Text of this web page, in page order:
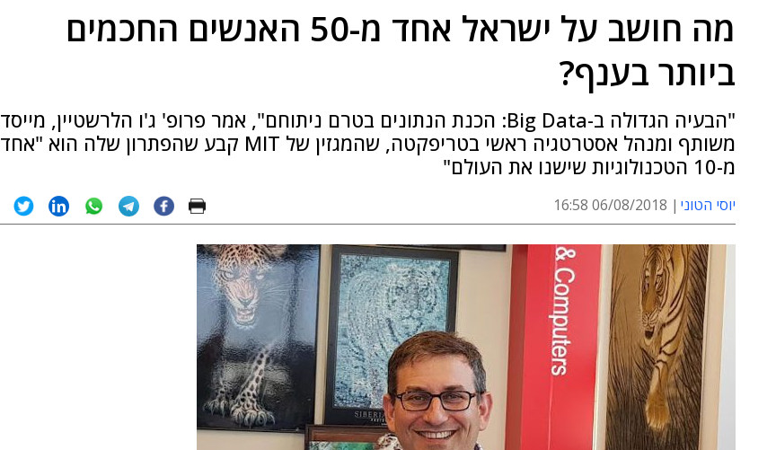
מה חושב על ישראל אחד מ-50 האנשים החכמים
ביותר בענף?
"הבעיה הגדולה ב-Big Data: הכנת הנתונים בטרם ניתוחם", אמר פרופ' ג'ו הלרשטיין, מייסד
משותף ומנהל אסטרטגיה ראשי בטריפקטה, שהמגזין של MIT קבע שהפתרון שלה הוא "אחד
מ-10 הטכנולוגיות שישנו את העולם"
יוסי הטוני 06/08/2018 16:58